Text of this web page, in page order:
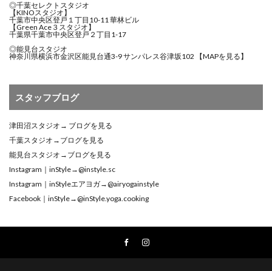
◎千葉セレクトスタジオ
【KINOスタジオ】
千葉市中央区登戸１丁目10-11 華林ビル
【Green Ace３スタジオ】
千葉県千葉市中央区登戸２丁目1-17
◎能見台スタジオ
神奈川県横浜市金沢区能見台通3-9 サンパレス谷津坂102
【MAPを見る】
スタッフブログ
津田沼スタジオ→ ブログを見る
千葉スタジオ→ ブログを見る
能見台スタジオ→ ブログを見る
Instagram｜inStyle→ @instyle.sc
Instagram｜inStyleエアヨガ→ @airyogainstyle
Facebook｜inStyle→ @inStyle.yoga.cooking